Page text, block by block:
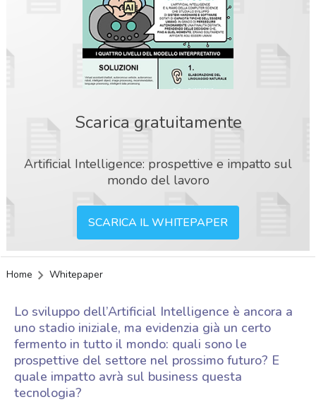
Scarica gratuitamente
Artificial Intelligence: prospettive e impatto sul
mondo del lavoro
SCARICA IL WHITEPAPER
Home Whitepaper
Lo sviluppo dell’Artificial Intelligence è ancora a
uno stadio iniziale, ma evidenzia già un certo
fermento in tutto il mondo: quali sono le
prospettive del settore nel prossimo futuro? E
quale impatto avrà sul business questa
tecnologia?